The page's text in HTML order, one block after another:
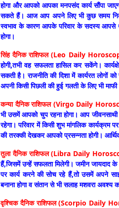
होगा और आपको आपका मनपसंद कार्य सौंपा
सकते हैं। आज आप अपने लिए भी कुछ समय
स्वभाव के कारण आपके परिवार के सदस्य आपसे
होगा।
सिंह दैनिक राशिफल (Leo Daily
होगी,तभी वह सफलता हासिल कर सकेंगे।
सकती है। राजनीति की दिशा में कार्यरत
अपनी किसी पिछली की हुई गलती के लिए भी
कन्या दैनिक राशिफल (Virgo Daily
भी उसमें आपको चुप रहना होगा। आप
रहेगा। परिवार में किसी शुभ मांगलिक कार्यक्रम
की तरक्की देखकर आपको प्रसन्नता होगी।
तुला दैनिक राशिफल (Libra Daily
हैं,जिसमें उन्हें सफलता मिलेगी। जमीन जायदाद
पर कार्य करने की सोच रहे हैं,तो उसमें अपने
बनाना होगा व संतान से भी सलाह मशवरा
वृश्चिक दैनिक राशिफल (Scorpio Daily